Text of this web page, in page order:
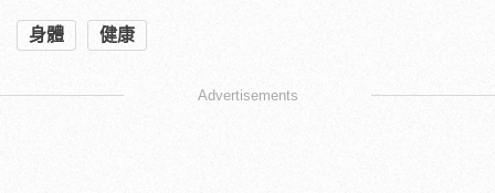
身體 健康
Advertisements